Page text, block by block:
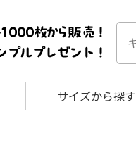
サイズから探す